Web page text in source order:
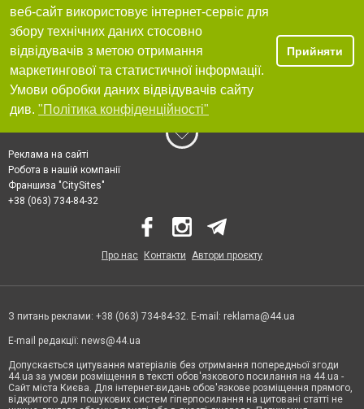
веб-сайт використовує інтернет-сервіс для
збору технічних даних стосовно
відвідувачів з метою отримання
маркетингової та статистичної інформації.
Умови обробки даних відвідувачів сайту
див. "Політика конфіденційності"
Прийняти
Реклама на сайті
Робота в нашій компанії
Франшиза "CitySites"
+38 (063) 734-84-32
Про нас Контакти Автори проєкту
З питань реклами: +38 (063) 734-84-32. E-mail: reklama@44.ua
E-mail редакції: news@44.ua
Допускається цитування матеріалів без отримання попередньої згоди
44.ua за умови розміщення в тексті обов'язкового посилання на 44.ua -
Сайт міста Києва. Для інтернет-видань обов'язкове розміщення прямого,
відкритого для пошукових систем гіперпосилання на цитовані статті не